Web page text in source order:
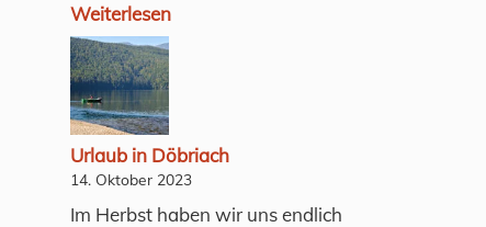
Weiterlesen
Urlaub in Döbriach
14. Oktober 2023
Im Herbst haben wir uns endlich